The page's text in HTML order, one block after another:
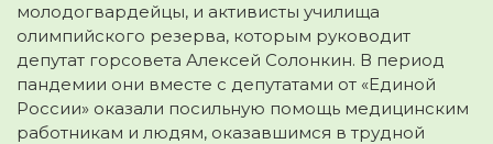
молодогвардейцы, и активисты училища
олимпийского резерва, которым руководит
депутат горсовета Алексей Солонкин. В период
пандемии они вместе с депутатами от «Единой
России» оказали посильную помощь медицинским
работникам и людям, оказавшимся в трудной